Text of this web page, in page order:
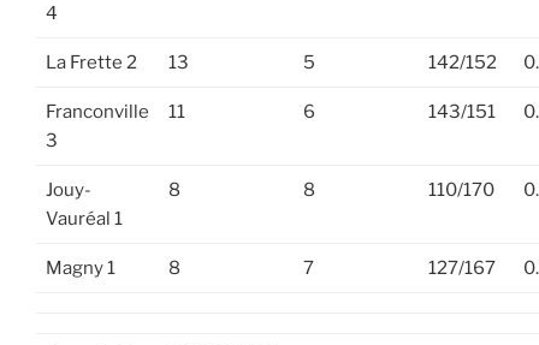
4
La Frette 2 13 5 142/152
Franconville
3
11 6 143/151
Jouy-
Vauréal 1
8 8 110/170
Magny 1 8 7 127/167